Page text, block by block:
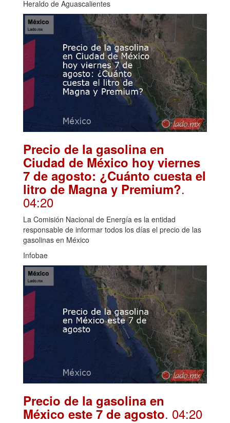
Heraldo de Aguascalientes
Precio de la gasolina en
Ciudad de México hoy viernes
7 de agosto: ¿Cuánto cuesta el
litro de Magna y Premium?.
04:20
La Comisión Nacional de Energía es la entidad
responsable de informar todos los días el precio de las
gasolinas en México
Infobae
Precio de la gasolina en
México este 7 de agosto. 04:20